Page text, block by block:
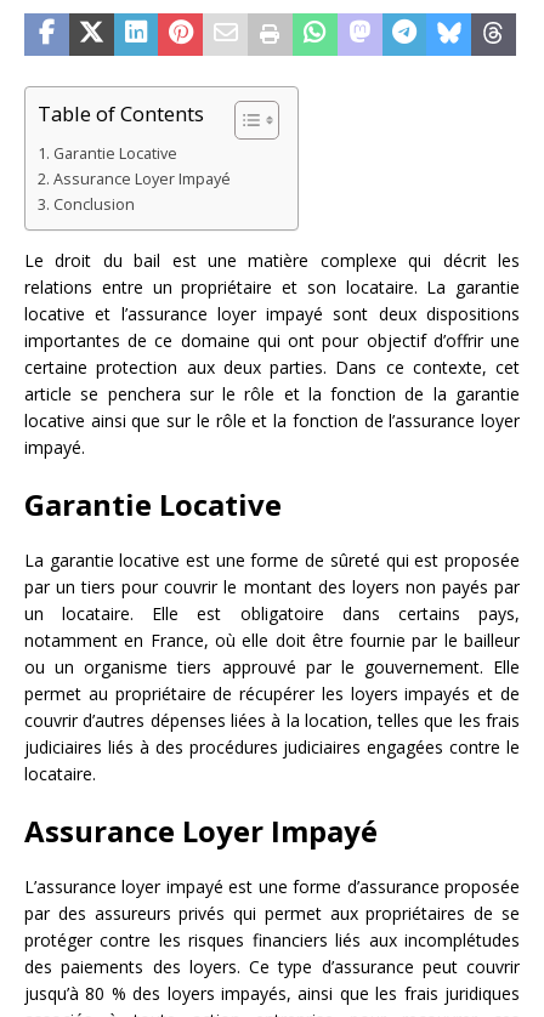
Table of Contents
Garantie Locative
Assurance Loyer Impayé
Conclusion
Le droit du bail est une matière complexe qui décrit les
relations entre un propriétaire et son locataire. La garantie
locative et l’assurance loyer impayé sont deux dispositions
importantes de ce domaine qui ont pour objectif d’offrir une
certaine protection aux deux parties. Dans ce contexte, cet
article se penchera sur le rôle et la fonction de la garantie
locative ainsi que sur le rôle et la fonction de l’assurance loyer
impayé.
Garantie Locative
La garantie locative est une forme de sûreté qui est proposée
par un tiers pour couvrir le montant des loyers non payés par
un locataire. Elle est obligatoire dans certains pays,
notamment en France, où elle doit être fournie par le bailleur
ou un organisme tiers approuvé par le gouvernement. Elle
permet au propriétaire de récupérer les loyers impayés et de
couvrir d’autres dépenses liées à la location, telles que les frais
judiciaires liés à des procédures judiciaires engagées contre le
locataire.
Assurance Loyer Impayé
L’assurance loyer impayé est une forme d’assurance proposée
par des assureurs privés qui permet aux propriétaires de se
protéger contre les risques financiers liés aux incomplétudes
des paiements des loyers. Ce type d’assurance peut couvrir
jusqu’à 80 % des loyers impayés, ainsi que les frais juridiques